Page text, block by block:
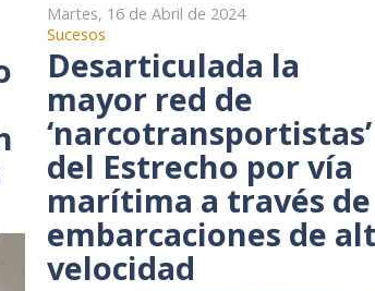
Martes, 16 de Abril de 2024
Sucesos
Desarticulada la
mayor red de
‘narcotransportistas’
del Estrecho por vía
marítima a través de
embarcaciones de
velocidad